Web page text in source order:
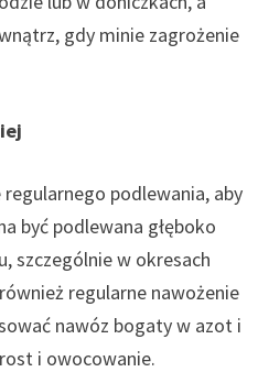
gdy minie zagrożenie
podlewania, aby
być podlewana głęboko
szczególnie w okresach
regularne nawożenie
nawóz bogaty w azot i
i owocowanie.